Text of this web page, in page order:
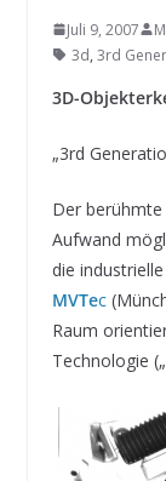
Juli 9, 2007
3d, 3rd
3D-
„3rd
Der
Aufwand
die
MVTec
Raum
Technologie